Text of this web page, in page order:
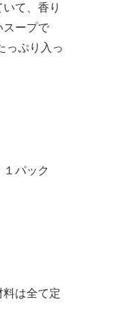
て、香り
スープで
っぷり入っ
パック
は全て定